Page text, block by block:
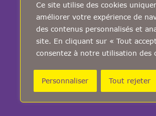
Ce site utilise des cookies
améliorer votre expérience de
des contenus personnalisés et
site. En cliquant sur « Tout
consentez à notre utilisation des
Personnaliser Tout rejeter
Ils ont